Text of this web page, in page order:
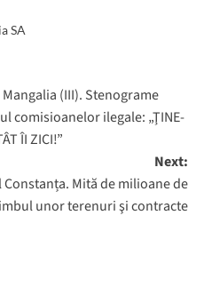
SA
(III). Stenograme
comisioanelor ilegale: „ŢINE-
ÎI ZICI!”
Next:
Mită de milioane de
unor terenuri şi contracte